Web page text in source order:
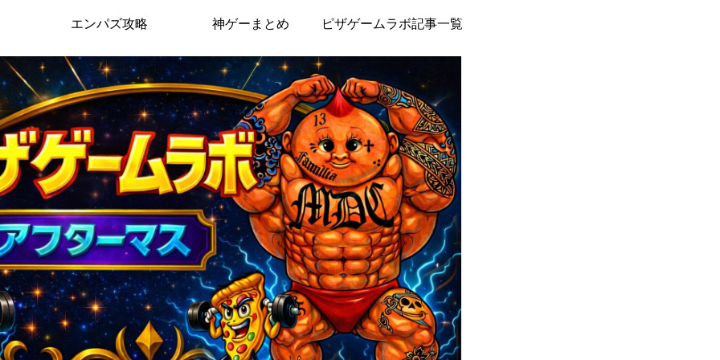
エンパズ攻略 神ゲーまとめ ピザゲームラボ記事一覧